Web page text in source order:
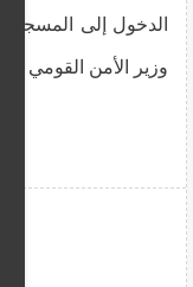
الدخول إلى المسجد
وزير الأمن القومي